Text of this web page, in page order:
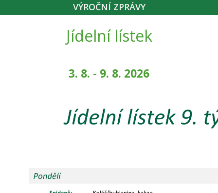
VÝROČNÍ ZPRÁVY
Jídelní lístek
3. 8. - 9. 8. 2026